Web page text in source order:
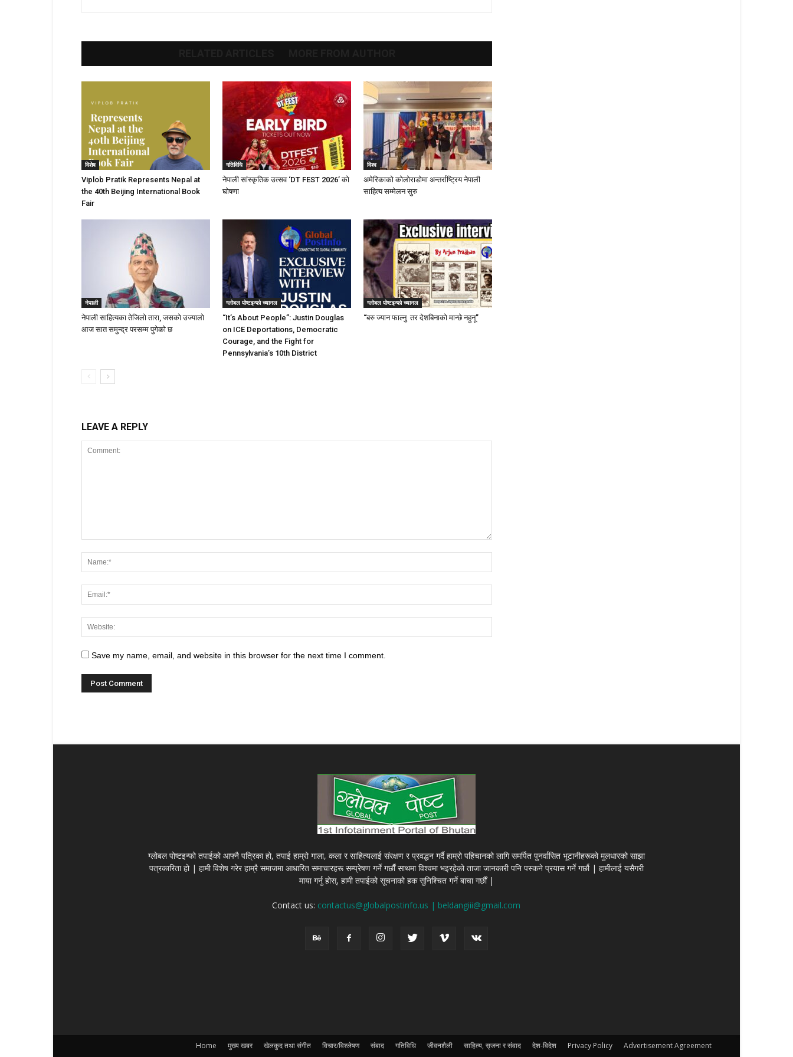
विशेष
Viplob Pratik Represents Nepal at
the 40th Beijing International Book
Fair
गतिविधि
नेपाली सांस्कृतिक उत्सव ‘DT FEST 2026’ को
घोषणा
विश्व
अमेरिकाको कोलोराडोमा अन्तर्राष्ट्रिय नेपाली
साहित्य सम्मेलन सुरु
नेपाली
नेपाली साहित्यका तेजिलो तारा, जसको उज्यालो
आज सात समुन्द्र परसम्म पुगेको छ
ग्लोबल पोष्टइन्फो च्यानल
“It’s About People”: Justin Douglas
on ICE Deportations, Democratic
Courage, and the Fight for
Pennsylvania’s 10th District
ग्लोबल पोष्टइन्फो च्यानल
“बरु ज्यान फाल्नु तर देशबिनाको मान्छे नहुनू”
LEAVE A REPLY
Save my name, email, and website in this browser for the next time I comment.
ग्लोबल पोष्टइन्फो तपाईको आफ्नै पत्रिका हो, तपाई हाम्रो गाला, कला र साहित्यलाई संरक्षण र प्रवद्धन गर्दै हाम्रो पहिचानको लागि समर्पित पुनर्वासित भूटानीहरूको मुलधारको साझा
पत्रकारिता हो | हामी विशेष गरेर हाम्रै समाजमा आधारित समाचारहरू सम्प्रेषण गर्ने गर्छौं साथमा विश्वमा भइरहेको ताजा जानकारी पनि पस्कने प्रयास गर्ने गर्छौ | हामीलाई यसैगरी
माया गर्नु होस्, हामी तपाईको सूचनाको हक सुनिश्चित गर्ने बाचा गर्छौं |
Contact us: contactus@globalpostinfo.us | beldangiii@gmail.com
Home मुख्य खबर खेलकुद तथा संगीत विचार/विश्लेषण संबाद गतिविधि जीवनशैली साहित्य, सृजना र संवाद देश-विदेश Privacy Policy Advertisement Agreement